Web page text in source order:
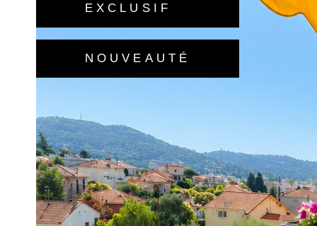
EXCLUSIF
NOUVEAUTÉ